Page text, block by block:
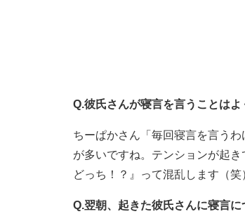
Q.彼氏さんが寝言を言うことはよ
ちーぱかさん「毎回寝言を言う
が多いですね。テンションが起
どっち！？』って混乱します（笑
Q.翌朝、起きた彼氏さんに寝言に